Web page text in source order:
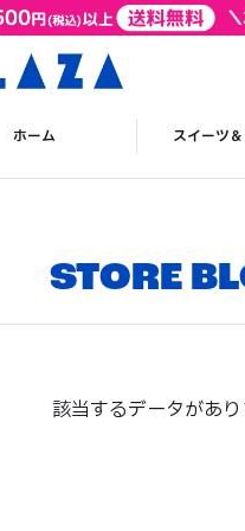
ホーム スイーツ
STORE
該当するデータがあ